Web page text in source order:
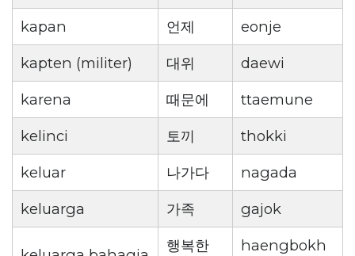
kapan
언제
eonje
kapten (militer)
대위
daewi
karena
때문에
ttaemune
kelinci
토끼
thokki
keluar
나가다
nagada
keluarga
가족 gajok
행복한 haengbokh